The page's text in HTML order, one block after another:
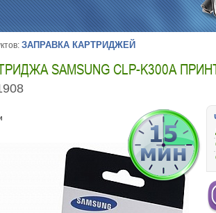
ЗАПРАВКА КАРТРИДЖЕЙ
SAMSUNG CLP-K300A